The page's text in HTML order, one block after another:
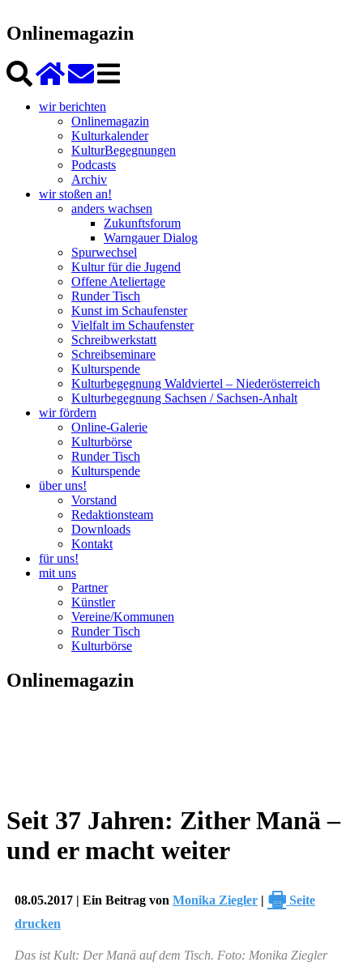
Onlinemagazin
wir berichten
Onlinemagazin
Kulturkalender
KulturBegegnungen
Podcasts
Archiv
wir stoßen an!
anders wachsen
Zukunftsforum
Warngauer Dialog
Spurwechsel
Kultur für die Jugend
Offene Ateliertage
Runder Tisch
Kunst im Schaufenster
Vielfalt im Schaufenster
Schreibwerkstatt
Schreibseminare
Kulturspende
Kulturbegegnung Waldviertel – Niederösterreich
Kulturbegegnung Sachsen / Sachsen-Anhalt
wir fördern
Online-Galerie
Kulturbörse
Runder Tisch
Kulturspende
über uns!
Vorstand
Redaktionsteam
Downloads
Kontakt
für uns!
mit uns
Partner
Künstler
Vereine/Kommunen
Runder Tisch
Kulturbörse
Onlinemagazin
Seit 37 Jahren: Zither Manä –
und er macht weiter
08.05.2017 | Ein Beitrag von Monika Ziegler | 🖶 Seite
drucken
Das ist Kult: Der Manä auf dem Tisch. Foto: Monika Ziegler